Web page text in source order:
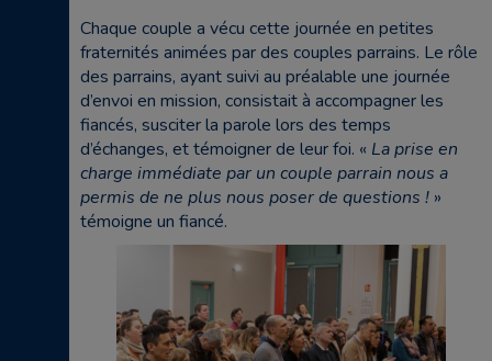
Chaque couple a vécu cette journée en petites
fraternités animées par des couples parrains. Le rôle
des parrains, ayant suivi au préalable une journée
d’envoi en mission, consistait à accompagner les
fiancés, susciter la parole lors des temps
d’échanges, et témoigner de leur foi. « La prise en
charge immédiate par un couple parrain nous a
permis de ne plus nous poser de questions ! »
témoigne un fiancé.